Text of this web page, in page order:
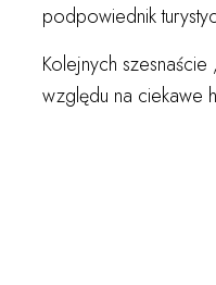
podpowiednik
Kolejnych
względu na ciekawe